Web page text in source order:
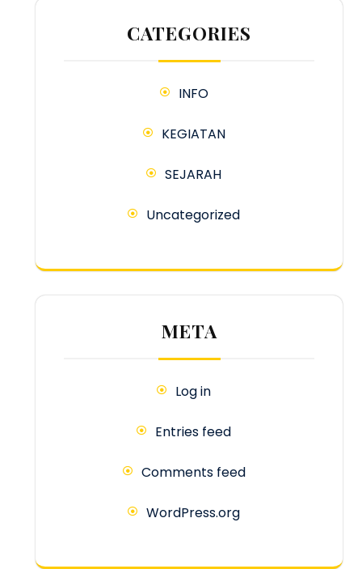
CATEGORIES
INFO
KEGIATAN
SEJARAH
Uncategorized
META
Log in
Entries feed
Comments feed
WordPress.org